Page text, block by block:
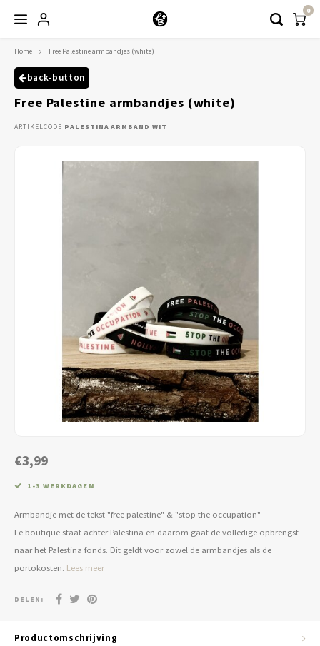
Hoofdmenu / kleding
Broeken & Leggings
0
Home Free Palestine armbandjes (white)
back-button
Free Palestine armbandjes (white)
ARTIKELCODE PALESTINA ARMBAND WIT
€3,99
1-3 WERKDAGEN
Armbandje met de tekst "free palestine" & "stop the occupation"
Le boutique staat achter Palestina en daarom gaat de volledige opbrengst
naar het Palestina fonds. Dit geldt voor zowel de armbandjes als de
portokosten. Lees meer
DELEN:
Productomschrijving